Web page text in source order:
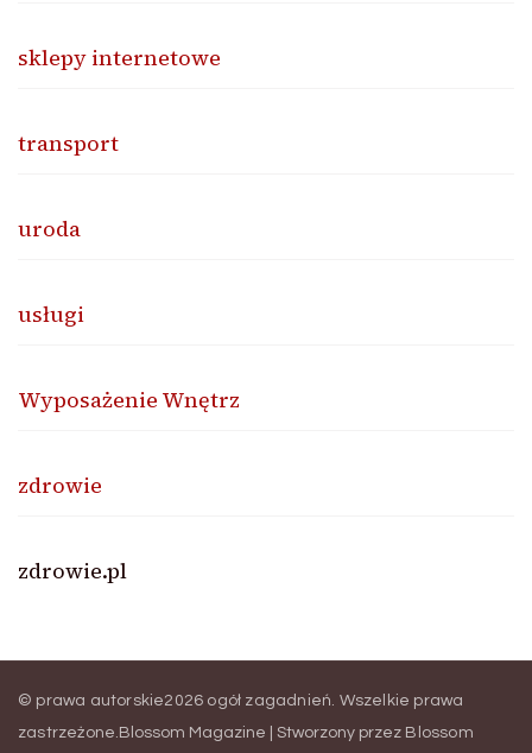
sklepy internetowe
transport
uroda
usługi
Wyposażenie Wnętrz
zdrowie
zdrowie.pl
© prawa autorskie2026 ogół zagadnień. Wszelkie prawa
zastrzeżone. Blossom Magazine | Stworzony przez Blossom